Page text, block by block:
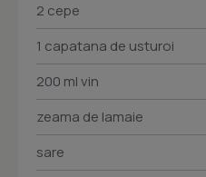
2 cepe
1 capatana de usturoi
200 ml vin
zeama de lamaie
sare